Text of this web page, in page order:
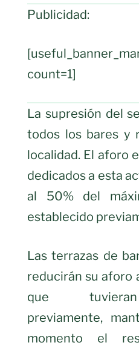
Publicidad:
count=1]
La supresión del
todos los bares y
localidad. El aforo
dedicados a esta
al 50% del
establecido
Las terrazas de
reducirán su aforo
que
previamente,
momento el